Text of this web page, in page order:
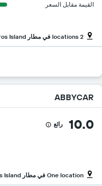
القيمة مقابل السعر
2 locations في مطار Syros Island
ABBYCAR
10.0 رائع
One location في مطار Syros Island